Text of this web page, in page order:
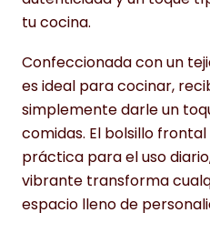
tu cocina.
Confeccionada con un
es ideal para cocinar,
simplemente darle un
comidas. El bolsillo
práctica para el uso
vibrante transforma
espacio lleno de